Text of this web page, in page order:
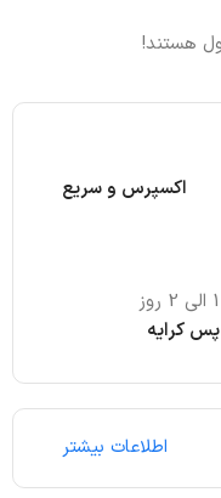
هستند!
اکسپرس و سریع
1 الی 2 روز
پس کرایه
اطلاعات بیشتر